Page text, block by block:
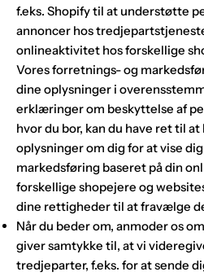
f.eks. Shopify til at understøtte
annoncer hos
onlineaktivitet hos forskellige
Vores forretnings- og
dine oplysninger i
erklæringer om beskyttelse af
hvor du bor, kan du have ret til
oplysninger om dig for at vise
markedsføring baseret på din
forskellige shopejere og
dine rettigheder til at fravælge
Når du beder om, anmoder os
giver samtykke til, at vi
tredjeparter, f.eks. for at sende